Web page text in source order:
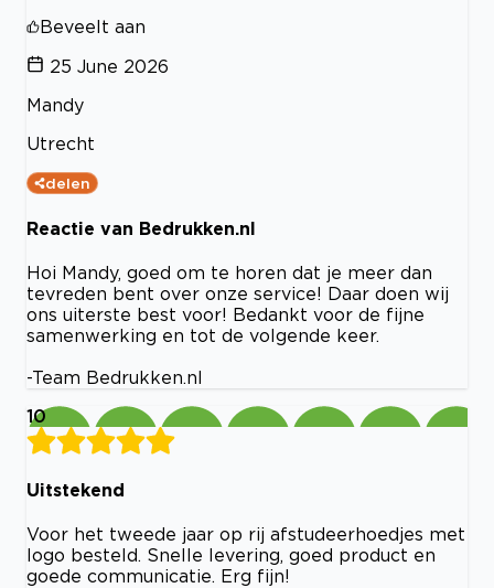
Beveelt aan
25 June 2026
Mandy
Utrecht
delen
Reactie van Bedrukken.nl
Hoi Mandy, goed om te horen dat je meer dan
tevreden bent over onze service! Daar doen wij
ons uiterste best voor! Bedankt voor de fijne
samenwerking en tot de volgende keer.
-Team Bedrukken.nl
10
Uitstekend
Voor het tweede jaar op rij afstudeerhoedjes met
logo besteld. Snelle levering, goed product en
goede communicatie. Erg fijn!